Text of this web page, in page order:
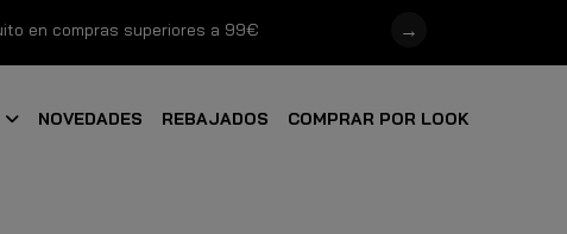
en compras superiores a 99€ →
NOVEDADES REBAJADOS COMPRAR POR LOOK